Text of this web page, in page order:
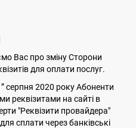
Вас про зміну Сторони
для оплати послуг.
серпня 2020 року Абоненти
реквізитами на сайті в
"Реквізити провайдера"
сплати через банківські